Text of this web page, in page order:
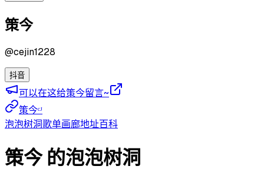
策今
@cejin1228
抖音
可以在这给策今留言~
策今ᶜᴶ
泡泡树洞歌单画廊地址百科
策今 的泡泡树洞